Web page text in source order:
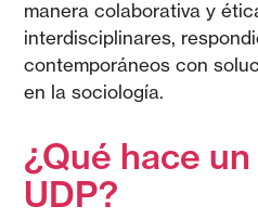
manera colaborativa y
interdisciplinares,
contemporáneos con
en la sociología.
¿Qué hace
UDP?